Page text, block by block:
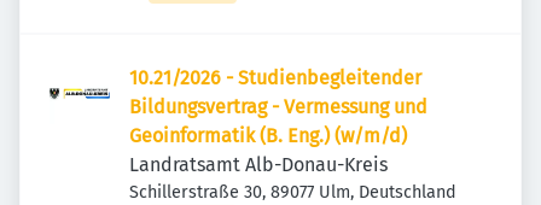
10.21/2026 - Studienbegleitender
Bildungsvertrag - Vermessung und
Geoinformatik (B. Eng.) (w/m/d)
Landratsamt Alb-Donau-Kreis
Schillerstraße 30, 89077 Ulm, Deutschland